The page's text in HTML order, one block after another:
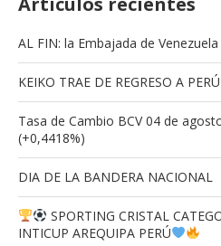
AL FIN: la Embajada de
KEIKO TRAE DE REGRESO A
Tasa de Cambio BCV 04 de
(+0,4418%)
DIA DE LA BANDERA NACIONAL
SPORTING CRISTAL
INTICUP AREQUIPA PERÚ